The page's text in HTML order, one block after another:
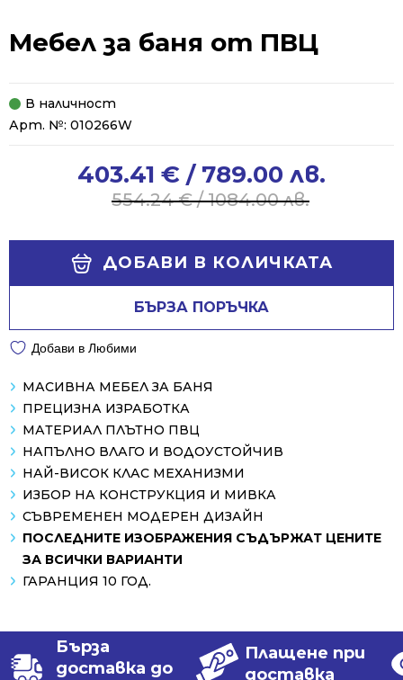
Мебел за баня от ПВЦ
В наличност
Арт. №: 010266W
554.24€/ 1084.00 лв.
554.24 €
403.41 € / 789.00 лв.
403.41 €
ДОБАВИ В КОЛИЧКАТА
БЪРЗА ПОРЪЧКА
Добави в Любими
МАСИВНА МЕБЕЛ ЗА БАНЯ
ПРЕЦИЗНА ИЗРАБОТКА
МАТЕРИАЛ ПЛЪТНО ПВЦ
НАПЪЛНО ВЛАГО И ВОДОУСТОЙЧИВ
НАЙ-ВИСОК КЛАС МЕХАНИЗМИ
ИЗБОР НА КОНСТРУКЦИЯ И МИВКА
СЪВРЕМЕНЕН МОДЕРЕН ДИЗАЙН
ПОСЛЕДНИТЕ ИЗОБРАЖЕНИЯ СЪДЪРЖАТ ЦЕНИТЕ
ЗА ВСИЧКИ ВАРИАНТИ
ГАРАНЦИЯ 10 ГОД.
Бърза
доставка до
Плащене при
доставка